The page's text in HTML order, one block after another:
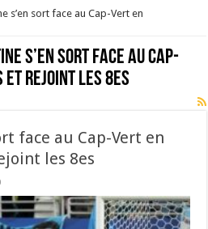
s’en sort face au Cap-Vert en
s’en sort face au Cap-
et rejoint les 8es
face au Cap-Vert en
les 8es